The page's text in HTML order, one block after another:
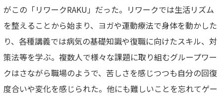
がこの「リワークRAKU」だった。リワークでは生活リズム
を整えることから始まり、ヨガや運動療法で身体を動かした
り、各種講義では病気の基礎知識や復職に向けたスキル、対
策法等を学ぶ。複数人で様々な課題に取り組むグループワー
クはさながら職場のようで、苦しさを感じつつも自分の回復
度合いや変化を感じられた。他にも難しいことを忘れてゲー